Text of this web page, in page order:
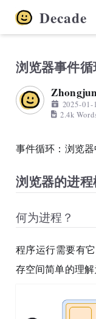
Decade
浏览器事件
2025-01-
2.4k
事件循环：浏览
浏览器的进
何为进程？
程序运行需要有
存空间简单的理